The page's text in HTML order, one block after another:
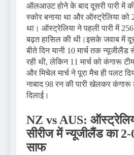
ऑलआउट होने के बाद दूसरी पारी में
स्कोर बनाया था और ऑस्ट्रेलिया को
था। ऑस्ट्रेलिया ने पहली पारी में
बढ़त हासिल की थी।इसके जवाब में
बीते दिन यानी 10 मार्च तक
रही थी, लेकिन 11 मार्च को कंगारू
और मिचेल मार्च ने पूरा मैच ही पलट
नाबाद 98 रन की पारी खेलकर कंगारू
दिलाई।
NZ vs AUS:
सीरीज में न्यूजीलैंड का
साफ